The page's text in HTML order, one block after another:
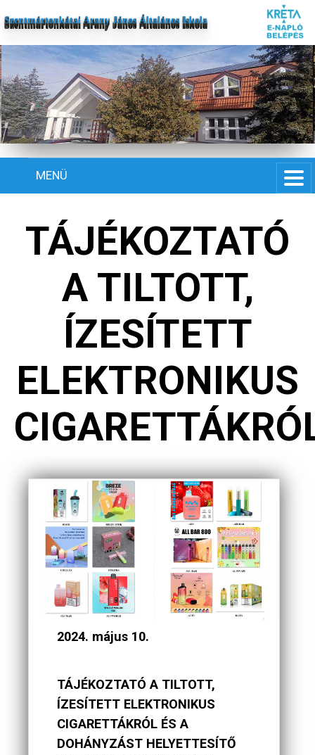
Szentmártonkátai Arany János Általános Iskola
MENÜ
TÁJÉKOZTATÓ
A TILTOTT,
ÍZESÍTETT
ELEKTRONIKUS
2024. május 10.
TÁJÉKOZTATÓ A TILTOTT,
ÍZESÍTETT ELEKTRONIKUS
CIGARETTÁKRÓL ÉS A
DOHÁNYZÁST HELYETTESÍTŐ